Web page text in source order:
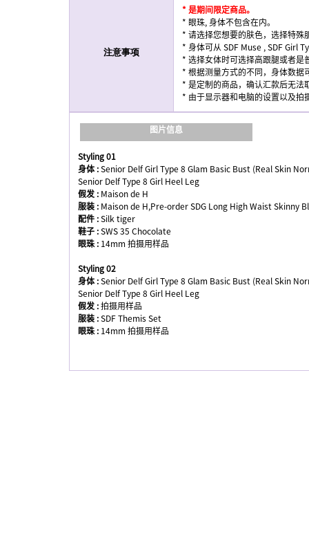
注意事项
* 是期间限定商品。
* 眼珠, 身体不包含在内。
* 请选择您想要的肤色，选择特殊
* 身体可从 SDF Muse , SDF Girl
* 选择女体时可选择高跟腿或者是
* 根据测量方式的不同，身体数据
* 是定制的商品，确认汇款后无法
* 由于显示器和电脑的设置以及拍
图片信息
Styling 01
身体 :Senior Delf Girl Type 8 Glam Basic Bust (Real Skin
Senior Delf Type 8 Girl Heel Leg
假发 : Maison de H
服装 : Maison de H,Pre-order SDG Long High Waist Skinny
配件 :Silk tiger
鞋子 :SWS 35 Chocolate
眼珠 : 14mm 拍摄用样品
Styling 02
身体 :Senior Delf Girl Type 8 Glam Basic Bust (Real Skin
Senior Delf Type 8 Girl Heel Leg
假发 :拍摄用样品
服装 :SDF Themis Set
眼珠 : 14mm 拍摄用样品